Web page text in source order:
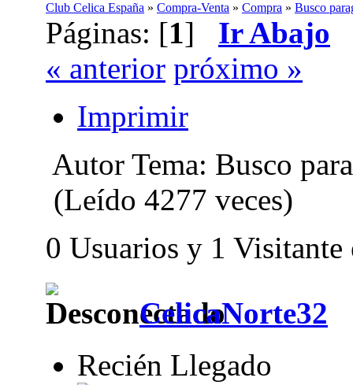
Club Celica España » Compra-Venta » Compra » Busco
Páginas: [1] Ir Abajo
« anterior próximo »
Imprimir
Autor Tema: Busco
(Leído 4277 veces)
0 Usuarios y 1 Visitante
CelicaNorte32
Recién Llegado